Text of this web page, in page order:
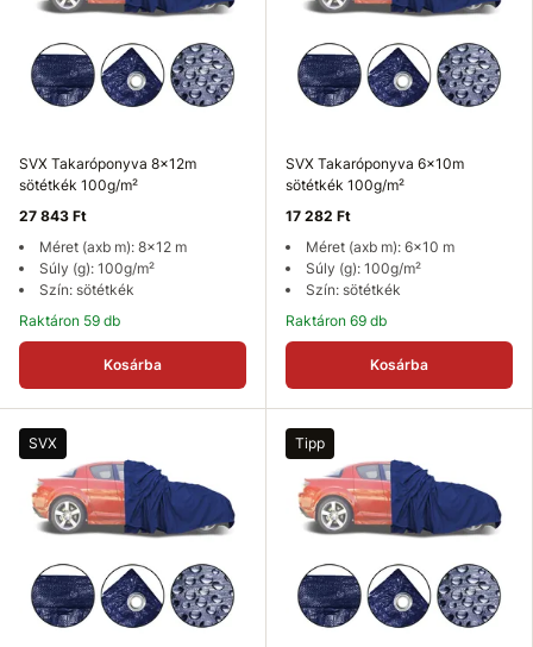
SVX Takaróponyva 8x12m
sötétkék 100g/m²
27 843 Ft
Méret (axb m): 8x12 m
Súly (g): 100g/m²
Szín: sötétkék
Raktáron 59 db
Kosárba
SVX Takaróponyva 6x10m
sötétkék 100g/m²
17 282 Ft
Méret (axb m): 6x10 m
Súly (g): 100g/m²
Szín: sötétkék
Raktáron 69 db
Kosárba
SVX Tipp